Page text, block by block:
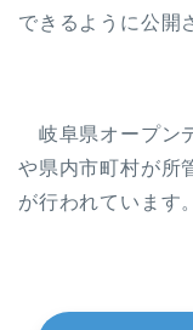
できるように公開
岐阜県オープン
や県内市町村が所
が行われています。